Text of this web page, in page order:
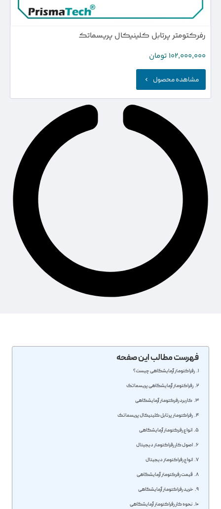
رفرکتومتر پرتابل کلینیکال پریسماتک
102,000,000 تومان
مشاهده محصول
فهرست مطالب این صفحه
رفراکتومتر آزمایشگاهی چیست؟
رفراکتومتر آزمایشگاهی پریسماتک
کاربرد رفرکتومتر آزمایشگاهی
رفراکتومتر پرتابل کلینیکال پریسماتک
انواع رفرکتومتر آزمایشگاهی
اصول کار رفراکتومتر دیجیتال
انواع رفراکتومتر دیجیتال
قیمت رفرکتومتر آزمایشگاهی
خرید رفراکتومتر آزمایشگاهی
نحوه کار رفراکتومتر آزمایشگاهی